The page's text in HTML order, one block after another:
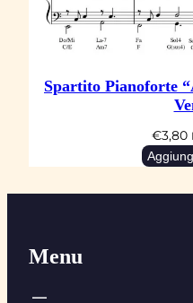
Spartito Pianoforte
€3,80
Menu